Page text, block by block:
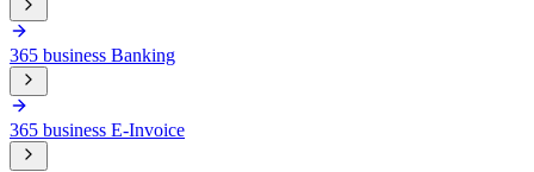
365 business Banking
365 business E-Invoice